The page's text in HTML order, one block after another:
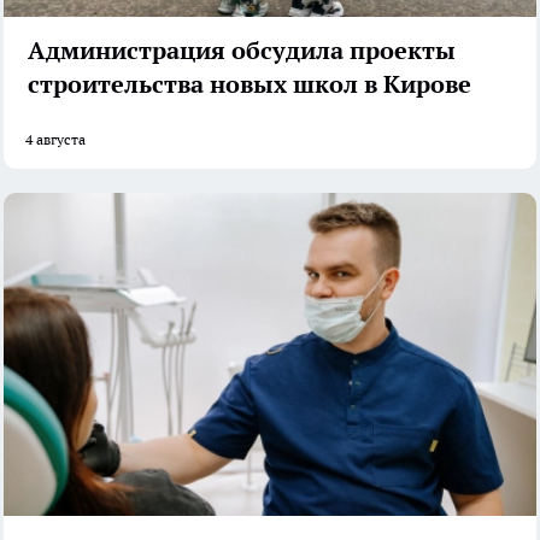
Администрация обсудила проекты
строительства новых школ в Кирове
4 августа